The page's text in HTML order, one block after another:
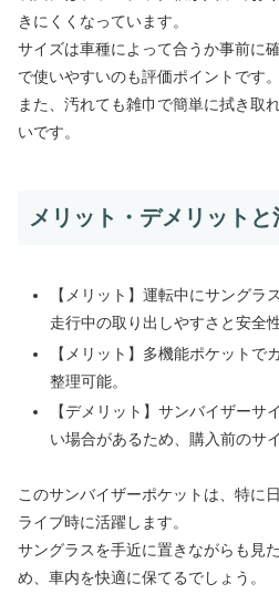
きにくくなっています。
サイズは車種によって合うか事前に
で使いやすいのも評価ポイントです。
また、汚れても雑巾で簡単に拭き取
いです。
メリット・デメリット
【メリット】運転中にサングラ
走行中の取り出しやすさと安全
【メリット】多機能ポケットで
整理可能。
【デメリット】サンバイザーサ
い場合があるため、購入前のサ
このサンバイザーポケットは、特に
ライブ時に活躍します。
サングラスを手近に置きながらも見
め、車内を快適に保てるでしょう。